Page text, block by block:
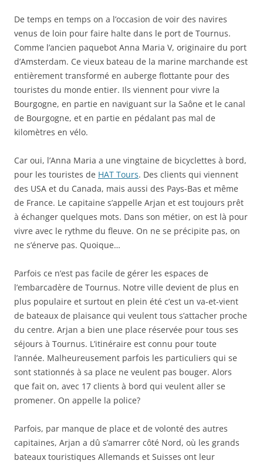
De temps en temps on a l’occasion de voir des navires
venus de loin pour faire halte dans le port de Tournus.
Comme l’ancien paquebot Anna Maria V, originaire du port
d’Amsterdam. Ce vieux bateau de la marine marchande est
entièrement transformé en auberge flottante pour des
touristes du monde entier. Ils viennent pour vivre la
Bourgogne, en partie en naviguant sur la Saône et le canal
de Bourgogne, et en partie en pédalant pas mal de
kilomètres en vélo.
Car oui, l’Anna Maria a une vingtaine de bicyclettes à bord,
pour les touristes de HAT Tours. Des clients qui viennent
des USA et du Canada, mais aussi des Pays-Bas et même
de France. Le capitaine s’appelle Arjan et est toujours prêt
à échanger quelques mots. Dans son métier, on est là pour
vivre avec le rythme du fleuve. On ne se précipite pas, on
ne s’énerve pas. Quoique…
Parfois ce n’est pas facile de gérer les espaces de
l’embarcadère de Tournus. Notre ville devient de plus en
plus populaire et surtout en plein été c’est un va-et-vient
de bateaux de plaisance qui veulent tous s’attacher proche
du centre. Arjan a bien une place réservée pour tous ses
séjours à Tournus. L’itinéraire est connu pour toute
l’année. Malheureusement parfois les particuliers qui se
sont stationnés à sa place ne veulent pas bouger. Alors
que fait on, avec 17 clients à bord qui veulent aller se
promener. On appelle la police?
Parfois, par manque de place et de volonté des autres
capitaines, Arjan a dû s’amarrer côté Nord, où les grands
bateaux touristiques Allemands et Suisses ont leur